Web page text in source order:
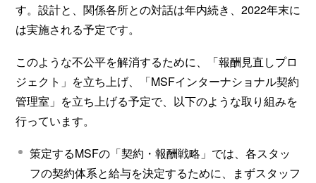
す。設計と、関係各所との対話は年内続き、2022年末に
は実施される予定です。
このような不公平を解消するために、「報酬見直しプロ
ジェクト」を立ち上げ、「MSFインターナショナル契約
管理室」を立ち上げる予定で、以下のような取り組みを
行っています。
策定するMSFの「契約・報酬戦略」では、各スタッ
フの契約体系と給与を決定するために、まずスタッフ